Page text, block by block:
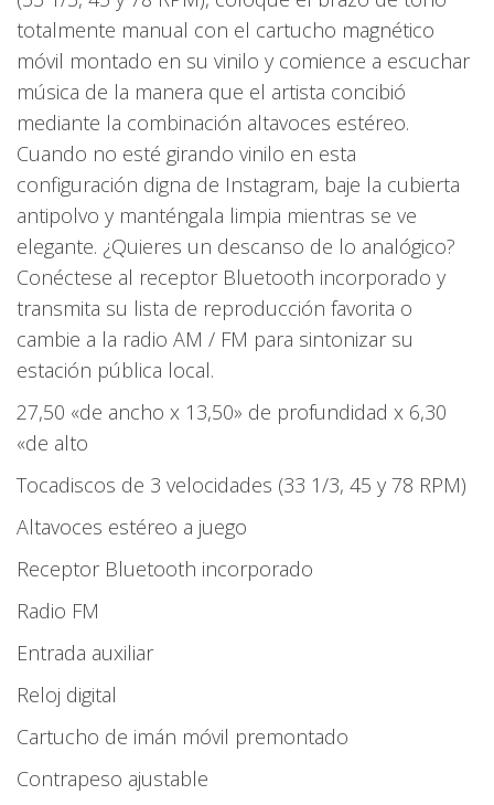
totalmente manual con el cartucho magnético
móvil montado en su vinilo y comience a escuchar
música de la manera que el artista concibió
mediante la combinación altavoces estéreo.
Cuando no esté girando vinilo en esta
configuración digna de Instagram, baje la cubierta
antipolvo y manténgala limpia mientras se ve
elegante. ¿Quieres un descanso de lo analógico?
Conéctese al receptor Bluetooth incorporado y
transmita su lista de reproducción favorita o
cambie a la radio AM / FM para sintonizar su
estación pública local.
27,50 «de ancho x 13,50» de profundidad x 6,30
«de alto
Tocadiscos de 3 velocidades (33 1/3, 45 y 78 RPM)
Altavoces estéreo a juego
Receptor Bluetooth incorporado
Radio FM
Entrada auxiliar
Reloj digital
Cartucho de imán móvil premontado
Contrapeso ajustable